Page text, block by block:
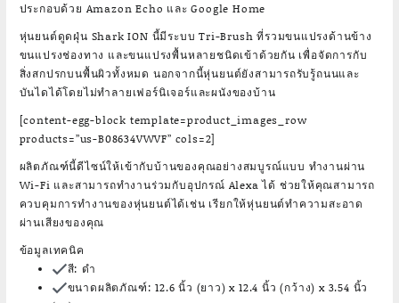
ประกอบด้วย Amazon Echo และ Google Home
หุ่นยนต์ดูดฝุ่น Shark ION นี้มีระบบ Tri-Brush ที่รวมขนแปรงด้านข้าง
ขนแปรงช่องทาง และขนแปรงพื้นหลายชนิดเข้าด้วยกัน เพื่อจัดการกับ
สิ่งสกปรกบนพื้นผิวทั้งหมด นอกจากนี้หุ่นยนต์ยังสามารถรับรู้ถนนและ
บันไดได้โดยไม่ทำลายเฟอร์นิเจอร์และผนังของบ้าน
[content-egg-block template=product_images_row
products=”us-B08634VWVF” cols=2]
ผลิตภัณฑ์นี้ดีไซน์ให้เข้ากับบ้านของคุณอย่างสมบูรณ์แบบ ทำงานผ่าน
Wi-Fi และสามารถทำงานร่วมกับอุปกรณ์ Alexa ได้ ช่วยให้คุณสามารถ
ควบคุมการทำงานของหุ่นยนต์ได้เช่น เรียกให้หุ่นยนต์ทำความสะอาด
ผ่านเสียงของคุณ
ข้อมูลเทคนิค
สี: ดำ
ขนาดผลิตภัณฑ์: 12.6 นิ้ว (ยาว) x 12.4 นิ้ว (กว้าง) x 3.54 นิ้ว